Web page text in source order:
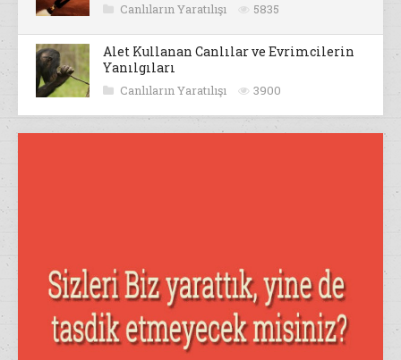
Canlıların Yaratılışı 5835
Alet Kullanan Canlılar ve Evrimcilerin
Yanılgıları
Canlıların Yaratılışı 3900